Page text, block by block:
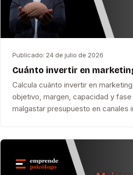
Publicado: 24 de julio de 2026
Cuánto invertir en
Calcula cuánto invertir en
objetivo, margen, capacidad y
malgastar presupuesto en canales